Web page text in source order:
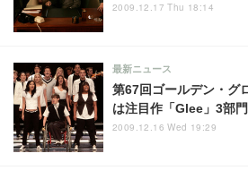
2009.12.17 Thu 18:14
第67回ゴールデン・
は注目作「Glee」3部
最新ニュース
2009.12.16 Wed 19:29